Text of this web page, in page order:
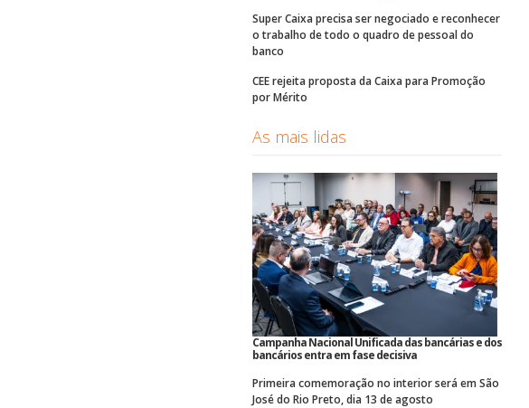
Super Caixa precisa ser negociado e reconhecer
o trabalho de todo o quadro de pessoal do
banco
CEE rejeita proposta da Caixa para Promoção
por Mérito
As mais lidas
Campanha Nacional Unificada das bancárias e dos
bancários entra em fase decisiva
Primeira comemoração no interior será em São
José do Rio Preto, dia 13 de agosto